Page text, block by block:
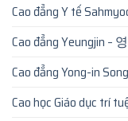
Cao đẳng Y tế
Cao đẳng Yeungjin –
Cao đẳng Yong-in
Cao học Giáo dục trí